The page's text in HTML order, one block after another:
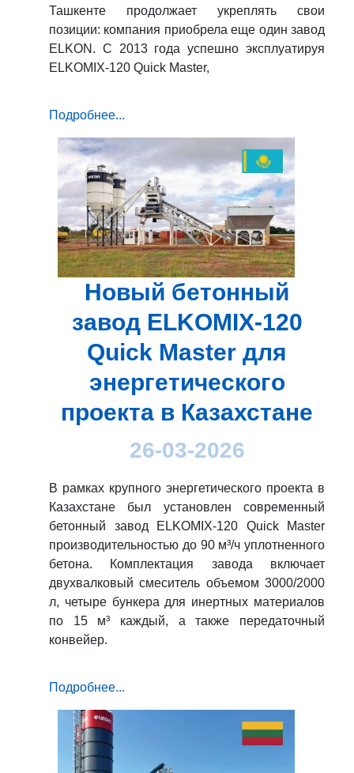
Ташкенте продолжает укреплять свои
позиции: компания приобрела еще один завод
ELKON. С 2013 года успешно эксплуатируя
ELKOMIX-120 Quick Master,
Подробнее...
Новый бетонный
завод ELKOMIX-120
Quick Master для
энергетического
проекта в Казахстане
26-03-2026
В рамках крупного энергетического проекта в
Казахстане был установлен современный
бетонный завод ELKOMIX-120 Quick Master
производительностью до 90 м³/ч уплотненного
бетона. Комплектация завода включает
двухвалковый смеситель объемом 3000/2000
л, четыре бункера для инертных материалов
по 15 м³ каждый, а также передаточный
конвейер.
Подробнее...